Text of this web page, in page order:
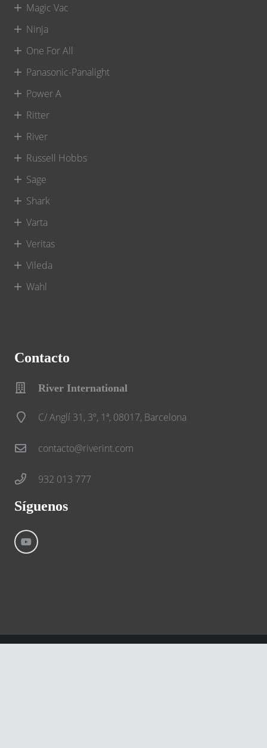
Magic Vac
Ninja
One For All
Panasonic-Panalight
Power A
Ritter
River
Russell Hobbs
Sage
Shark
Varta
Veritas
Vileda
Wahl
Contacto
River International
C/ Anglí 31, 3º, 1ª, 08017, Barcelona
contacto@riverint.com
932 013 777
Síguenos